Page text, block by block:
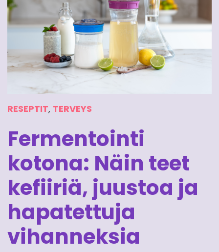
RESEPTIT, TERVEYS
Fermentointi
kotona: Näin teet
kefiiriä, juustoa ja
hapatettuja
vihanneksia